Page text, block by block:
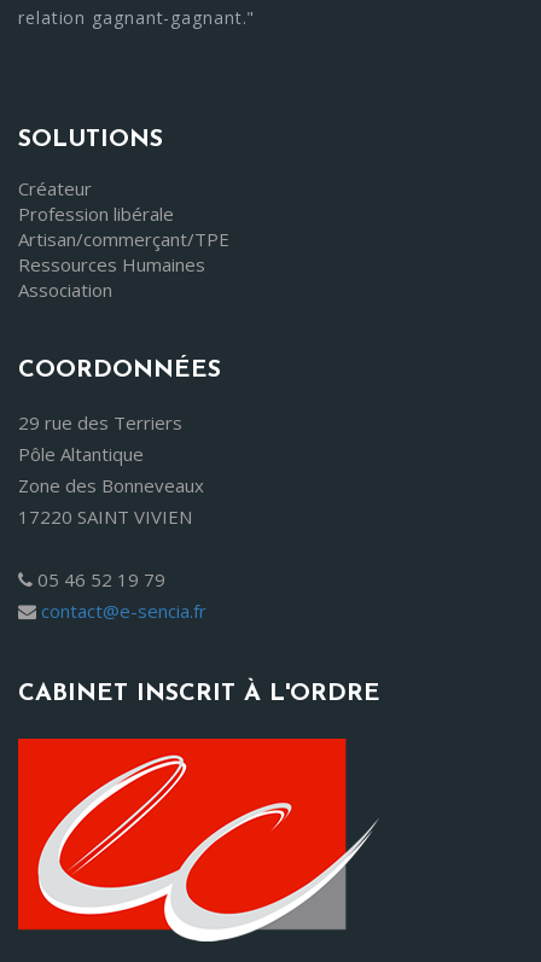
relation gagnant-gagnant."
SOLUTIONS
Créateur
Profession libérale
Artisan/commerçant/TPE
Ressources Humaines
Association
COORDONNÉES
29 rue des Terriers
Pôle Altantique
Zone des Bonneveaux
17220 SAINT VIVIEN
05 46 52 19 79
contact@e-sencia.fr
CABINET INSCRIT À L'ORDRE